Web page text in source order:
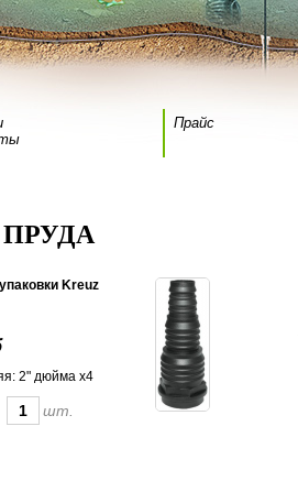
Прайс
Kreuz
2" дюйма х4
шт.